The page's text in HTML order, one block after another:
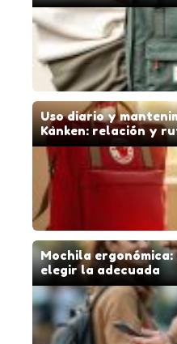
Uso diario y
Kånken: relación y
Mochila
elegir la adecuada